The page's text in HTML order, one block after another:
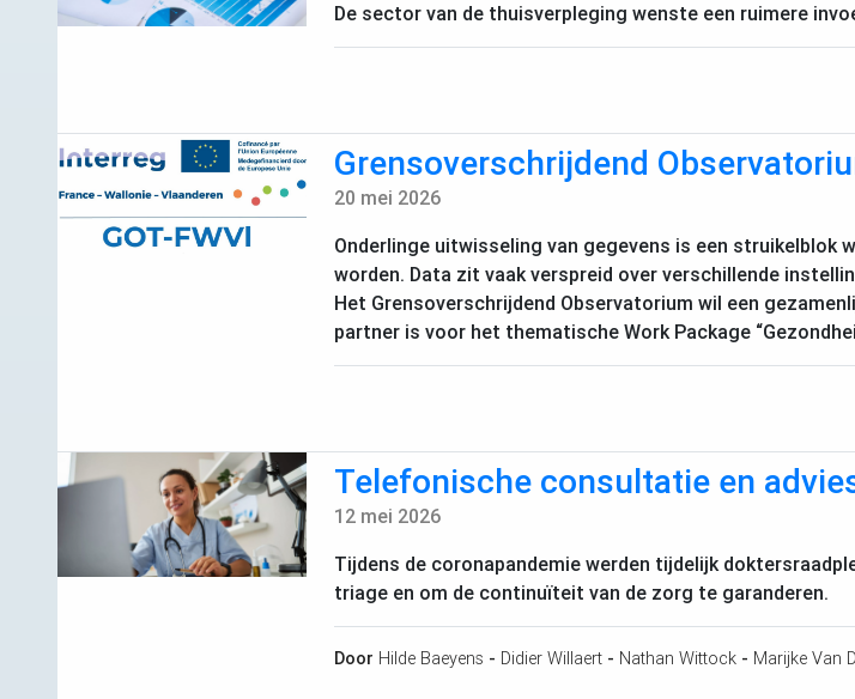
De sector van de thuisverpleging wenste een ruimere
Grensoverschrijdend
20 mei 2026
Onderlinge uitwisseling van gegevens is een struikelblok
worden. Data zit vaak verspreid over verschillende
Het Grensoverschrijdend Observatorium wil een
partner is voor het thematische Work Package
Telefonische consultatie en
12 mei 2026
Tijdens de coronapandemie werden tijdelijk
triage en om de continuïteit van de zorg te garanderen.
Door Hilde Baeyens - Didier Willaert - Nathan Wittock - Marijke Van